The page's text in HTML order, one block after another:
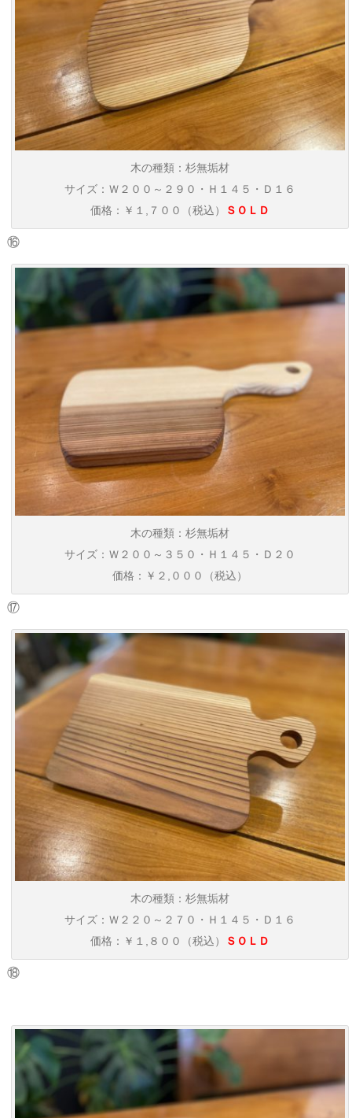
木の種類：杉無垢材
サイズ：Ｗ２００～２９０・Ｈ１４５・Ｄ１６
価格：￥１,７００（税込）
ＳＯＬＤ
⑯
木の種類：杉無垢材
サイズ：Ｗ２００～３５０・Ｈ１４５・Ｄ２０
価格：￥２,０００（税込）
⑰
木の種類：杉無垢材
サイズ：Ｗ２２０～２７０・Ｈ１４５・Ｄ１６
価格：￥１,８００（税込）
ＳＯＬＤ
⑱